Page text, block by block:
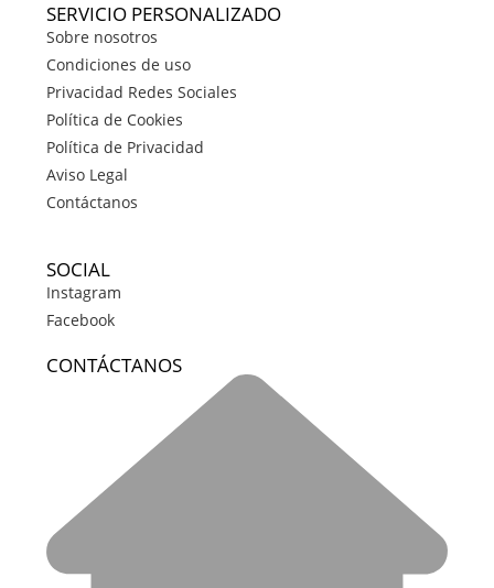
SERVICIO PERSONALIZADO
Sobre nosotros
Condiciones de uso
Privacidad Redes Sociales
Política de Cookies
Política de Privacidad
Aviso Legal
Contáctanos
SOCIAL
Instagram
Facebook
CONTÁCTANOS